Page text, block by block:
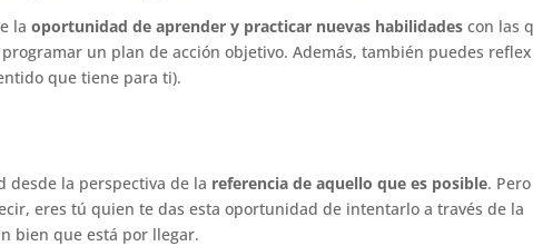
laoportunidad de aprender y practicar nuevas habilidades con las
un plan de acción objetivo. Además, también puedes
que tiene para ti).
desde la perspectiva de la referencia de aquello que es posible.
eres tú quien te das esta oportunidad de intentarlo a través de la
bien que está por llegar.